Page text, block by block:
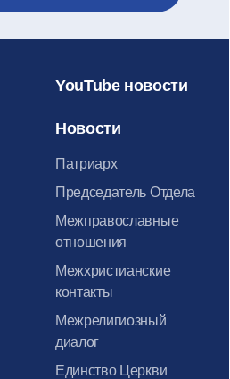
YouTube новости
Новости
Патриарх
Председатель Отдела
Межправославные
отношения
Межхристианские
контакты
Межрелигиозный
диалог
Единство Церкви